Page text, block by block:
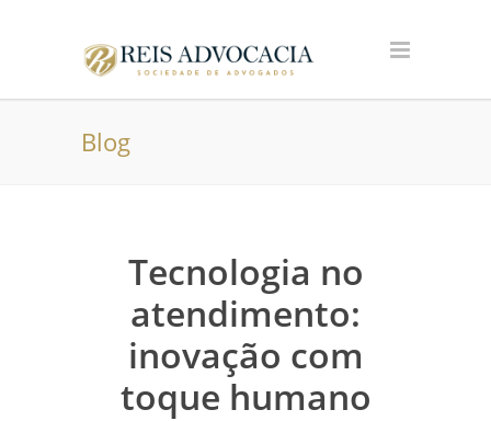
Blog
Tecnologia no
atendimento:
inovação com
toque humano